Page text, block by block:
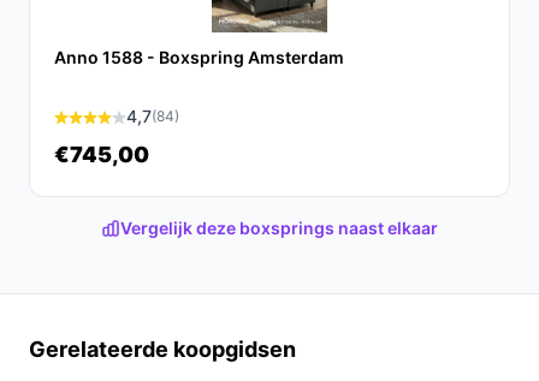
boxspring.nl. Kies bewust wat perfect past bij jouw
behoeften!
Anno 1588 - Boxspring Amsterdam
4,7(84)
€745,00
Vergelijk deze boxsprings naast elkaar
Gerelateerde koopgidsen